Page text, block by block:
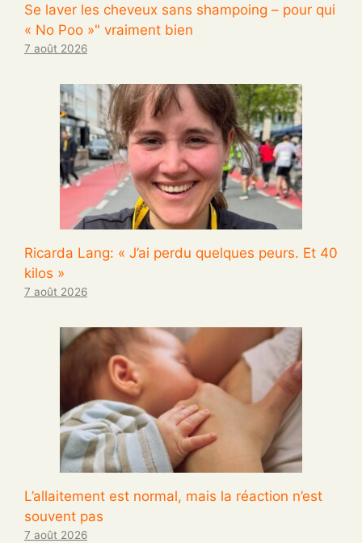
Se laver les cheveux sans shampoing – pour qui
« No Poo »" vraiment bien
7 août 2026
Ricarda Lang: « J’ai perdu quelques peurs. Et 40
kilos »
7 août 2026
L’allaitement est normal, mais la réaction n’est
souvent pas
7 août 2026